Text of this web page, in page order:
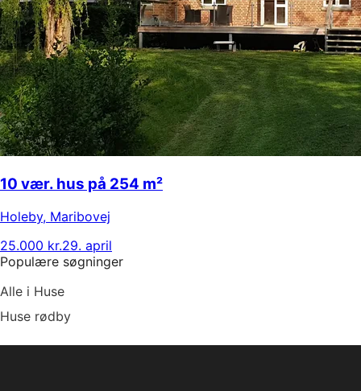
10 vær. hus på 254 m²
Holeby, Maribovej
25.000 kr.29. april
Populære søgninger
Alle i Huse
Huse rødby